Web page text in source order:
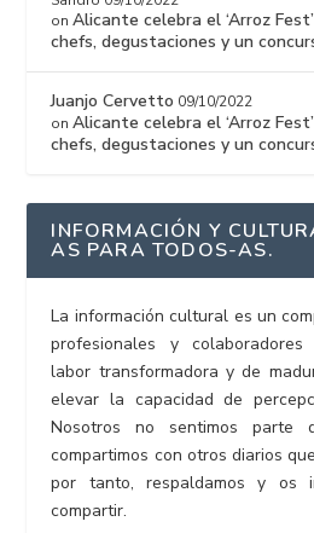
onAlicante celebra el ‘Arroz
chefs, degustaciones y un
Juanjo Cervetto 09/10/2022
onAlicante celebra el ‘Arroz
chefs, degustaciones y un
INFORMACIÓN Y
AS PARA TODOS-AS.
La información cultural es un
profesionales y
labor transformadora y de
elevar la capacidad de
Nosotros no sentimos parte
compartimos con otros diarios
por tanto, respaldamos y os
compartir.